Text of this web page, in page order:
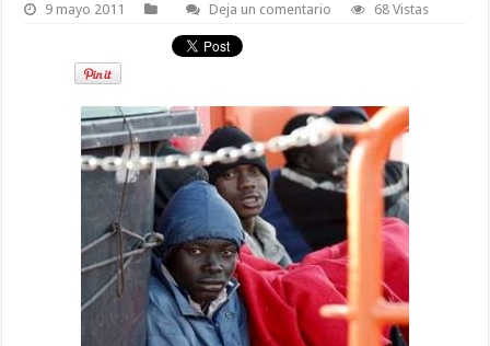
9 mayo 2011 Deja un comentario 68 Vistas